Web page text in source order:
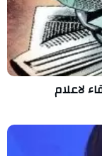
لاعلام